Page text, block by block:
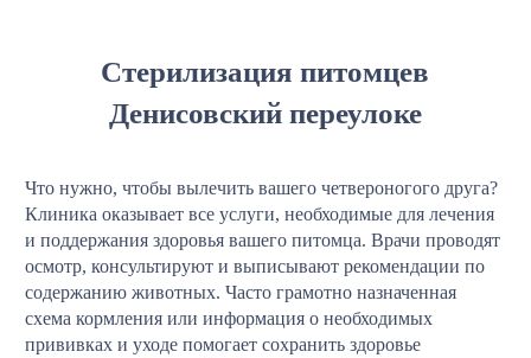
Стерилизация питомцев
Денисовский переулоке
Что нужно, чтобы вылечить вашего четвероногого друга?
Клиника оказывает все услуги, необходимые для лечения
и поддержания здоровья вашего питомца. Врачи проводят
осмотр, консультируют и выписывают рекомендации по
содержанию животных. Часто грамотно назначенная
схема кормления или информация о необходимых
прививках и уходе помогает сохранить здоровье